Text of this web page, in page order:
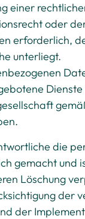
einer
oder
erforderlich,
unterliegt.
die
gemacht und
Löschung
der
der